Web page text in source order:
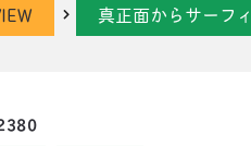
真正面からサーフ